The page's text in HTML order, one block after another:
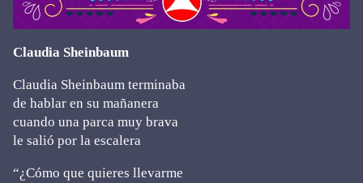
Claudia Sheinbaum
Claudia Sheinbaum terminaba
de hablar en su mañanera
cuando una parca muy brava
le salió por la escalera
“¿Cómo que quieres llevarme